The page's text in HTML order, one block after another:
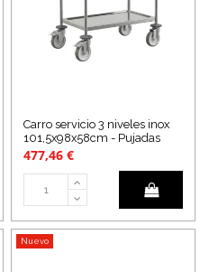
Carro servicio 3 niveles inox
101,5x98x58cm - Pujadas
477,46 €
Nuevo